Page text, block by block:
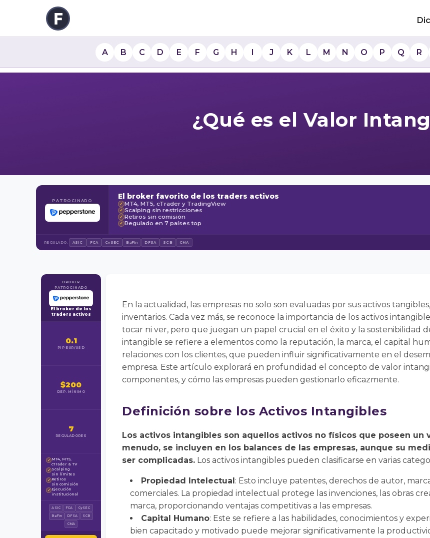
A B C D E F G H I J K L M N O P Q R
¿Qué es el Valor
PATROCINADO El broker favorito de los traders activos
✓ MT4, MT5, cTrader y TradingView
✓ Scalping sin restricciones
✓ Retiros sin comisión
✓ Regulado en 7 países top
REGULADO: ASIC FCA CySEC BaFin DFSA SCB CMA
BROKER
PATROCINADO
El broker de los
traders activos
0.1
PIP EUR/USD
$200
DEP. MÍNIMO
7
REGULADORES
✓ MT4, MT5,
cTrader & TV
✓ Scalping
sin límites
✓ Retiros
sin comisión
✓ Ejecución
institucional
ASIC FCA
CySEC
BaFin
DFSA
SCB
CMA
En la actualidad, las empresas no solo son evaluadas por sus activos
inventarios. Cada vez más, se reconoce la importancia de los activos
tocar ni ver, pero que juegan un papel crucial en el éxito y la sostenibilidad
intangible se refiere a elementos como la reputación, la marca, el capital
relaciones con los clientes, que pueden influir significativamente en el
empresa. Este artículo explorará en profundidad el concepto de valor
componentes, y cómo las empresas pueden gestionarlo eficazmente.
Definición sobre los Activos Intangibles
Los activos intangibles son aquellos activos no físicos que poseen un
menudo, se incluyen en los balances de las empresas, aunque su
ser complicadas. Los activos intangibles pueden clasificarse en varias
Propiedad Intelectual : Esto incluye patentes, derechos de autor,
comerciales. La propiedad intelectual protege las invenciones, las obras
marca, proporcionando ventajas competitivas a las empresas.
Capital Humano: Este se refiere a las habilidades, conocimientos y
bien capacitado y motivado puede mejorar significativamente la